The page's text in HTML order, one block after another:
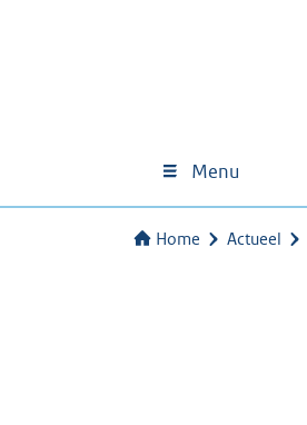
Menu
Home Actueel